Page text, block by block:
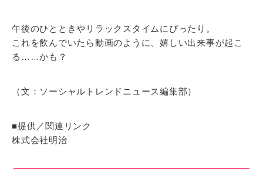
午後のひとときやリラックスタイムにぴったり。
これを飲んでいたら動画のように、嬉しい出来事が起こ
る……かも？
（文：ソーシャルトレンドニュース編集部）
■提供／関連リンク
株式会社明治